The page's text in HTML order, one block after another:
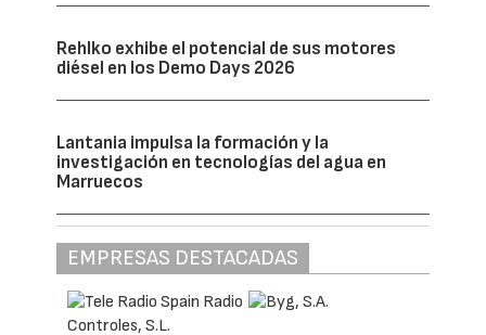
Rehlko exhibe el potencial de sus motores
diésel en los Demo Days 2026
Lantania impulsa la formación y la
investigación en tecnologías del agua en
Marruecos
EMPRESAS DESTACADAS